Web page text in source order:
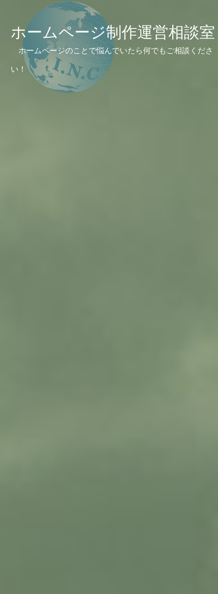
ホームページ制作運営相談室
ホームページのことで悩んでいたら何でもご相談くださ
い！